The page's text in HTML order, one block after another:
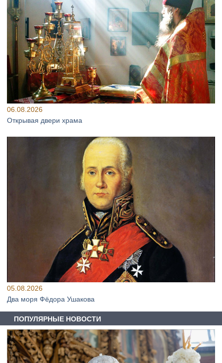
06.08.2026
Открывая двери храма
05.08.2026
Два моря Фёдора Ушакова
ПОПУЛЯРНЫЕ НОВОСТИ